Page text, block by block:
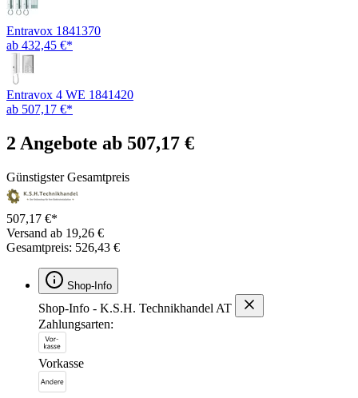
Entravox 1841370
ab 432,45 €*
Entravox 4 WE 1841420
ab 507,17 €*
2 Angebote ab 507,17 €
Günstigster Gesamtpreis
507,17 €*
Versand ab 19,26 €
Gesamtpreis: 526,43 €
Shop-Info
Shop-Info - K.S.H. Technikhandel AT
Zahlungsarten:
Vorkasse